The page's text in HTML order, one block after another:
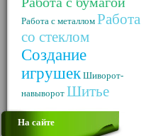
Работа с металлом Работа
со стеклом
Создание
игрушек Шиворот-
навыворот Шитье
На сайте